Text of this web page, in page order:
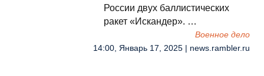
России двух баллистических
ракет «Искандер». …
Военное дело
14:00, Январь 17, 2025 | news.rambler.ru